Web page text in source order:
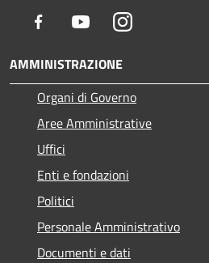
Facebook YoutubeInstagram
AMMINISTRAZIONE
Organi di Governo
Aree Amministrative
Uffici
Enti e fondazioni
Politici
Personale Amministrativo
Documenti e dati